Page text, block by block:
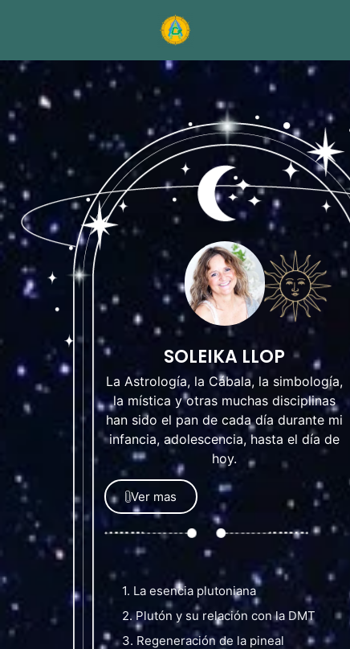
SOLEIKA LLOP
La Astrología, la Cábala, la simbología,
la mística y otras muchas disciplinas
han sido el pan de cada día durante mi
infancia, adolescencia, hasta el día de
hoy.
Ver mas
1. La esencia plutoniana
2. Plutón y su relación con la DMT
3. Regeneración de la pineal